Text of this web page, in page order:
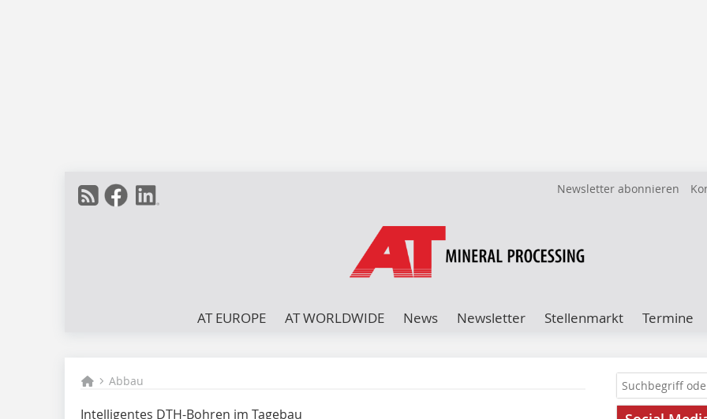
Newsletter abonnieren
AT EUROPE AT WORLDWIDE News Newsletter Stellenmarkt Termine
Abbau
Intelligentes DTH-Bohren im Tagebau